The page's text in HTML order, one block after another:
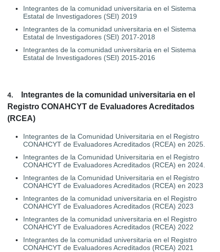
Integrantes de la comunidad universitaria en el Sistema
Estatal de Investigadores (SEI) 2019
Integrantes de la comunidad universitaria en el Sistema
Estatal de Investigadores (SEI) 2017-2018
Integrantes de la comunidad universitaria en el Sistema
Estatal de Investigadores (SEI) 2015-2016
4.
Integrantes de la comunidad universitaria en el
Registro CONAHCYT de Evaluadores Acreditados
(RCEA)
Integrantes de la Comunidad Universitaria en el Registro
CONAHCYT de Evaluadores Acreditados (RCEA) en 2025.
Integrantes de la Comunidad Universitaria en el Registro
CONAHCYT de Evaluadores Acreditados (RCEA) en 2024.
Integrantes de la Comunidad Universitaria en el Registro
CONAHCYT de Evaluadores Acreditados (RCEA) en 2023
Integrantes de la comunidad universitaria en el Registro
CONAHCYT de Evaluadores Acreditados (RCEA) 2023
Integrantes de la comunidad universitaria en el Registro
CONAHCYT de Evaluadores Acreditados (RCEA) 2022
Integrantes de la comunidad universitaria en el Registro
CONAHCYT de Evaluadores Acreditados (RCEA) 2021